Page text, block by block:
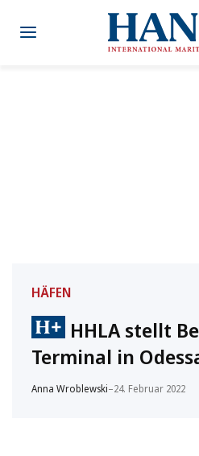
Inhalt
HÄFEN
HHLA stellt
Terminal in
Anna Wroblewski–24. Februar 2022